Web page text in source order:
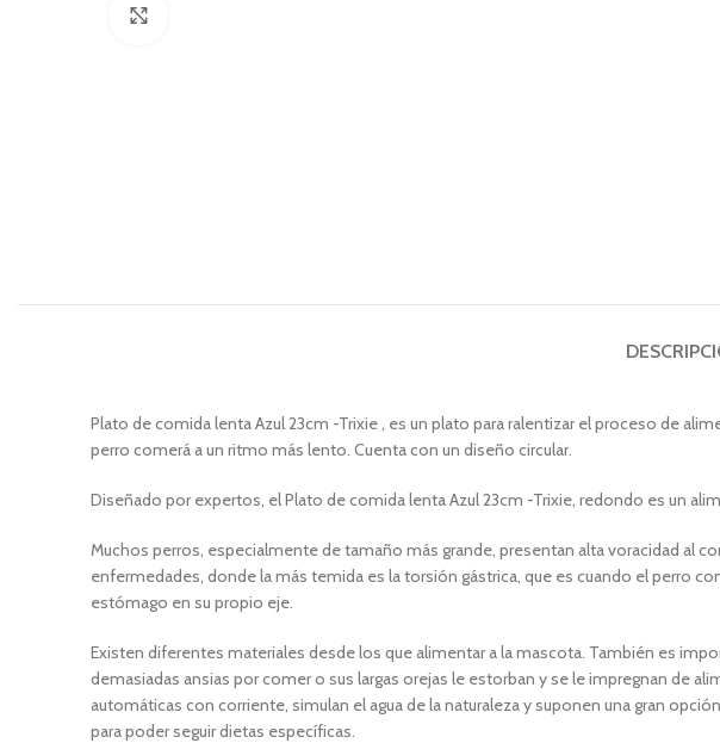
Plato de comida lenta Azul 23cm -Trixie , es un plato para ralentizar el proceso de
perro comerá a un ritmo más lento. Cuenta con un diseño circular.
Diseñado por expertos, el Plato de comida lenta Azul 23cm -Trixie, redondo es un
Muchos perros, especialmente de tamaño más grande, presentan alta voracidad al
enfermedades, donde la más temida es la torsión gástrica, que es cuando el perro
estómago en su propio eje.
Existen diferentes materiales desde los que alimentar a la mascota. También es
demasiadas ansias por comer o sus largas orejas le estorban y se le impregnan de
automáticas con corriente, simulan el agua de la naturaleza y suponen una gran
para poder seguir dietas específicas.